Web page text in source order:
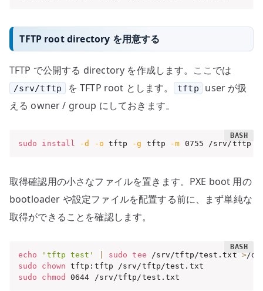
TFTP root directory を用意する
TFTP で公開する directory を作成します。ここでは
/srv/tftp を TFTP root とします。 tftp
user が扱
える owner / group にしておきます。
sudo install -d -o tftp -g tftp -m 0755 /srv/tftp
取得確認用の小さなファイルを置きます。PXE boot 用の
bootloader や設定ファイルを配置する前に、まず単純な
取得ができることを確認します。
echo 'tftp test' sudo tee /srv/tftp/test.txt >
sudo
chown
sudo
chmod 0644 /srv/tftp/test.txt